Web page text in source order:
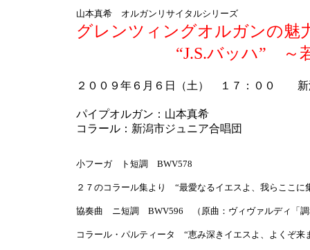
山本真希 オルガンリサイタルシリーズ
グレンツィングオルガン
“J.S.バッハ” ～若き
２００９年６月６日（土） １７：００ 新
パイプオルガン：山本真希
コラール：新潟市ジュニア合唱団
小フーガ ト短調 BWV578
２７のコラール集より “最愛なるイエスよ、我らここ
協奏曲 ニ短調 BWV596 （原曲：ヴィヴァルディ「調
コラール・パルティータ “恵み深きイエスよ、よくぞ